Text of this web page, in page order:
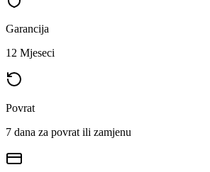
Garancija
12 Mjeseci
Povrat
7 dana za povrat ili zamjenu